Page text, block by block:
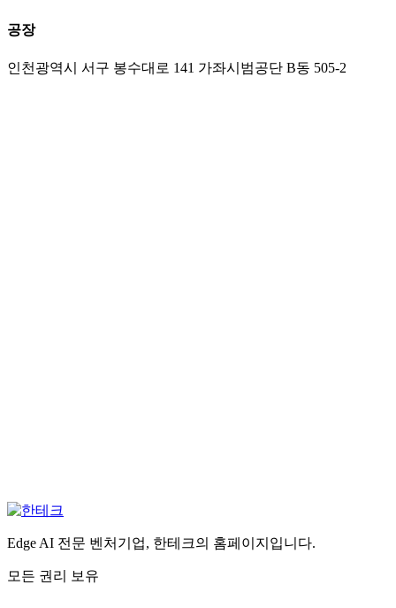
공장
인천광역시 서구 봉수대로 141 가좌시범공단 B동 505-2
Edge AI 전문 벤처기업, 한테크의 홈페이지입니다.
모든 권리 보유